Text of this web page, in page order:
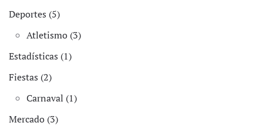
Deportes (5)
Atletismo (3)
Estadísticas (1)
Fiestas (2)
Carnaval (1)
Mercado (3)